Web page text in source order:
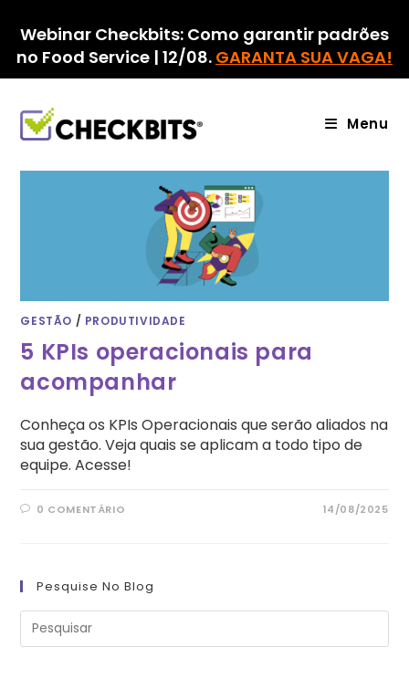
para
conteúdo
Webinar Checkbits: Como garantir padrões
no Food Service | 12/08. GARANTA SUA VAGA!
Menu
GESTÃO / PRODUTIVIDADE
5 KPIs operacionais para
acompanhar
Conheça os KPIs Operacionais que serão aliados na
sua gestão. Veja quais se aplicam a todo tipo de
equipe. Acesse!
0 COMENTÁRIO 14/08/2025
Pesquise No Blog